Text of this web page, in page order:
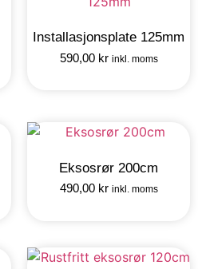
Installasjonsplate 125mm
590,00 kr inkl. moms
Eksosrør 200cm
490,00 kr inkl. moms